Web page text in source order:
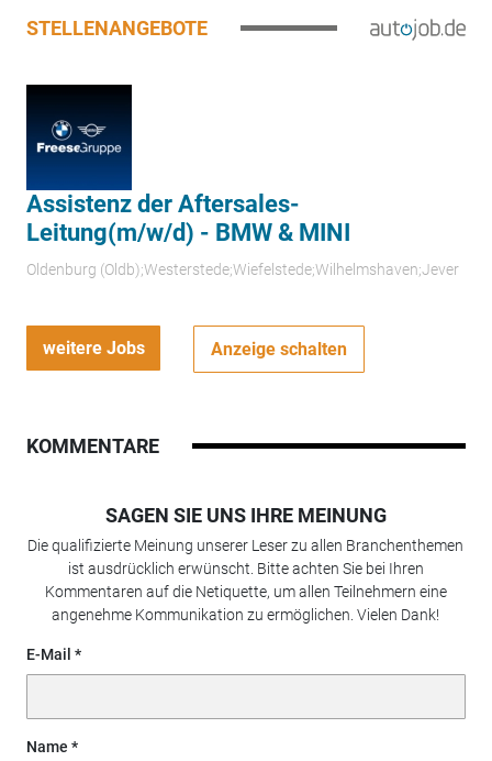
STELLENANGEBOTE
Assistenz der Aftersales-
Leitung(m/w/d) - BMW & MINI
Oldenburg (Oldb);Westerstede;Wiefelstede;Wilhelmshaven;Jever
weitere Jobs Anzeige schalten
KOMMENTARE
SAGEN SIE UNS IHRE MEINUNG
Die qualifizierte Meinung unserer Leser zu allen Branchenthemen
ist ausdrücklich erwünscht. Bitte achten Sie bei Ihren
Kommentaren auf die Netiquette, um allen Teilnehmern eine
angenehme Kommunikation zu ermöglichen. Vielen Dank!
E-Mail
Name